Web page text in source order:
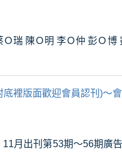
裡版面歡迎會員認刊)～
月出刊第53期～56期廣